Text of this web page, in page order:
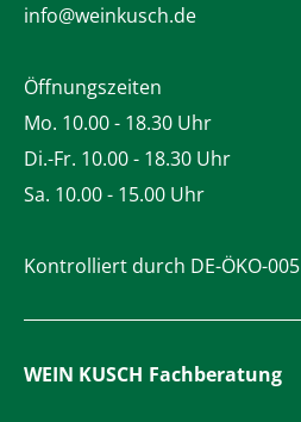
info@weinkusch.de
Öffnungszeiten
Mo. 10.00 - 18.30 Uhr
Di.-Fr. 10.00 - 18.30 Uhr
Sa. 10.00 - 15.00 Uhr
Kontrolliert durch DE-ÖKO-005
WEIN KUSCH Fachberatung